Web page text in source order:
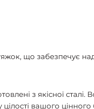
що забезпечує
з якісної сталі.
вашого цінного